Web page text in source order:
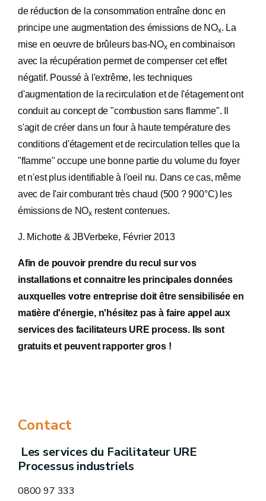
de réduction de la consommation entraîne donc en
principe une augmentation des émissions de NOx. La
mise en oeuvre de brûleurs bas-NOxen combinaison
avec la récupération permet de compenser cet effet
négatif. Poussé à l'extrême, les techniques
d'augmentation de la recirculation et de l'étagement ont
conduit au concept de "combustion sans flamme". Il
s'agit de créer dans un four à haute température des
conditions d'étagement et de recirculation telles que la
"flamme" occupe une bonne partie du volume du foyer
et n'est plus identifiable à l'oeil nu. Dans ce cas, même
avec de l'air comburant très chaud (500 ? 900°C) les
émissions de NOx restent contenues.
J. Michotte & JBVerbeke, Février 2013
Afin de pouvoir prendre du recul sur vos
installations et connaitre les principales données
auxquelles votre entreprise doit être sensibilisée en
matière d'énergie, n'hésitez pas à faire appel aux
services des facilitateurs URE process. Ils sont
gratuits et peuvent rapporter gros !
Contact
Les services du Facilitateur URE
Processus industriels
0800 97 333